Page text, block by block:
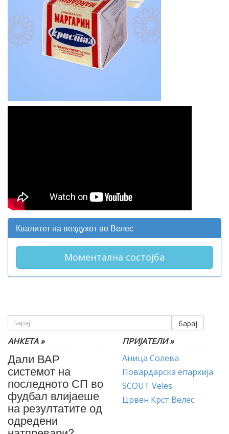
Квалитет на воздухот во Велес
Моментална состојба
барај
АНКЕТА »
Дали ВАР
системот на
последното СП во
фудбал влијаеше
на резултатите од
одредени
ПРИЈАТЕЛИ »
Аница Солева
Повардарска епархија
SCOUT Veles
Црвен Крст Велес